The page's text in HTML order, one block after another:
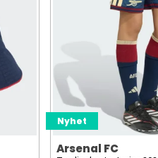
Nyhet
Arsenal FC